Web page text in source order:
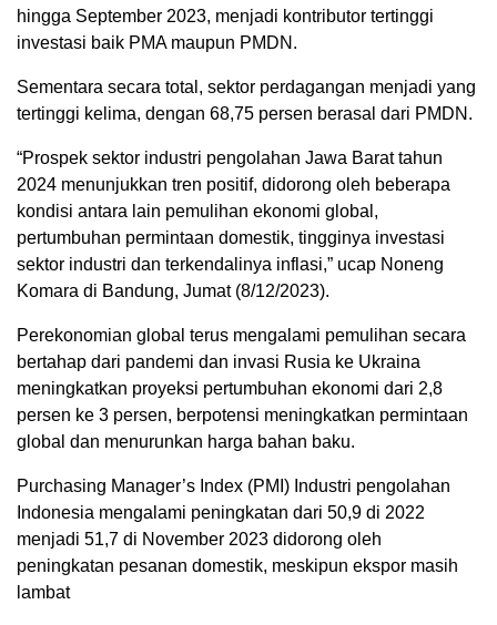
hingga September 2023, menjadi kontributor tertinggi
investasi baik PMA maupun PMDN.
Sementara secara total, sektor perdagangan menjadi yang
tertinggi kelima, dengan 68,75 persen berasal dari PMDN.
“Prospek sektor industri pengolahan Jawa Barat tahun
2024 menunjukkan tren positif, didorong oleh beberapa
kondisi antara lain pemulihan ekonomi global,
pertumbuhan permintaan domestik, tingginya investasi
sektor industri dan terkendalinya inflasi,” ucap Noneng
Komara di Bandung, Jumat (8/12/2023).
Perekonomian global terus mengalami pemulihan secara
bertahap dari pandemi dan invasi Rusia ke Ukraina
meningkatkan proyeksi pertumbuhan ekonomi dari 2,8
persen ke 3 persen, berpotensi meningkatkan permintaan
global dan menurunkan harga bahan baku.
Purchasing Manager’s Index (PMI) Industri pengolahan
Indonesia mengalami peningkatan dari 50,9 di 2022
menjadi 51,7 di November 2023 didorong oleh
peningkatan pesanan domestik, meskipun ekspor masih
lambat